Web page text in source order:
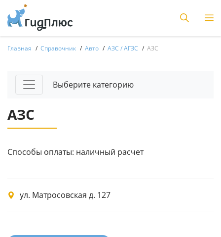
Главная Справочник Авто АЗС / АГЗС АЗС
Выберите категорию
АЗС
Способы оплаты: наличный расчет
ул. Матросовская д. 127